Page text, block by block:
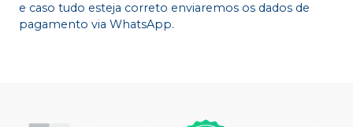
e caso tudo esteja correto enviaremos os dados de
pagamento via WhatsApp.